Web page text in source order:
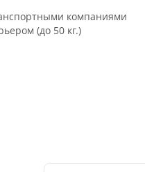
компаниями
(до 50 кг.)